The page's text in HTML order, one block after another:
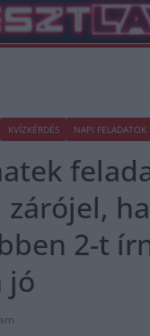
KVÍZKÉRDÉS NAPI FELADATOK
zárójel,
2-t
jó